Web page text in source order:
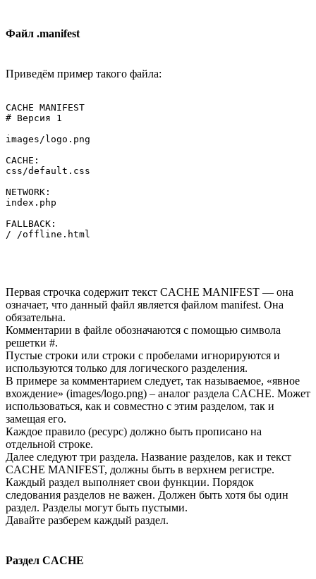
Файл .manifest
Приведём пример такого файла:
CACHE MANIFEST
# Версия 1
images/logo.png
CACHE:
css/default.css
NETWORK:
index.php
FALLBACK:
Первая строчка содержит текст CACHE MANIFEST — она
означает, что данный файл является файлом manifest. Она
обязательна.
Комментарии в файле обозначаются с помощью символа
решетки #.
Пустые строки или строки с пробелами игнорируются и
используются только для логического разделения.
В примере за комментарием следует, так называемое, «явное
вхождение» (images/logo.png) – аналог раздела CACHE. Может
использоваться, как и совместно с этим разделом, так и
замещая его.
Каждое правило (ресурс) должно быть прописано на
отдельной строке.
Далее следуют три раздела. Название разделов, как и текст
CACHE MANIFEST, должны быть в верхнем регистре.
Каждый раздел выполняет свои функции. Порядок
следования разделов не важен. Должен быть хотя бы один
раздел. Разделы могут быть пустыми.
Давайте разберем каждый раздел.
Раздел CACHE